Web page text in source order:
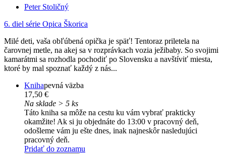
Peter Stoličný
6. diel série Opica Škorica
Milé deti, vaša obľúbená opička je späť! Tentoraz priletela na
čarovnej metle, na akej sa v rozprávkach vozia ježibaby. So svojimi
kamarátmi sa rozhodla pochodiť po Slovensku a navštíviť miesta,
ktoré by mal spoznať každý z nás...
Knihapevná väzba
17,50 €
Na sklade > 5 ks
Táto kniha sa môže na cestu ku vám vybrať prakticky
okamžite! Ak si ju objednáte do 13:00 v pracovný deň,
odošleme vám ju ešte dnes, inak najneskôr nasledujúci
pracovný deň.
Pridať do zoznamu